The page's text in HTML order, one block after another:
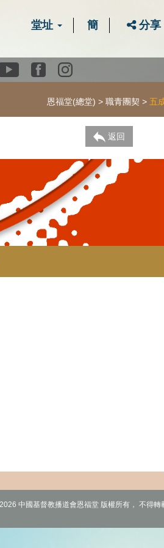
堂址 簡 分享
YoutubeFacebook
恩福堂(總堂) 職青團契 五
返回
中國基督教播道會恩福堂 版權所有， 不得轉